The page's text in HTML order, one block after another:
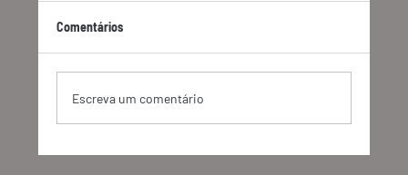
Comentários
Escreva um comentário